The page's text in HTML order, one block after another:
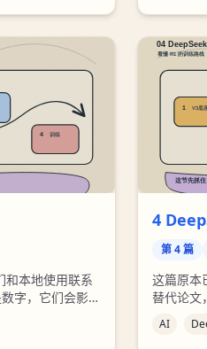
和本地使用联系
字，它们会影响
上限。理解这
4
第4篇
这篇原本
替代论文
什么特
强，最
AI